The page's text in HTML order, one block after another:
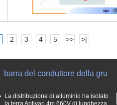
2 3 4 5 >> >|
barra del conduttore della gru
La distribuzione di alluminio ha isolato
la terra Antivari 4m 660V di lunghezza